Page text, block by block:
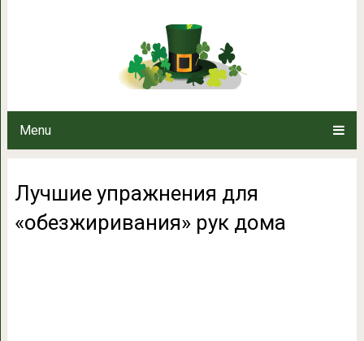
Menu
Лучшие упражнения для
Лучшие упражнения для
«обезжиривания» рук дома